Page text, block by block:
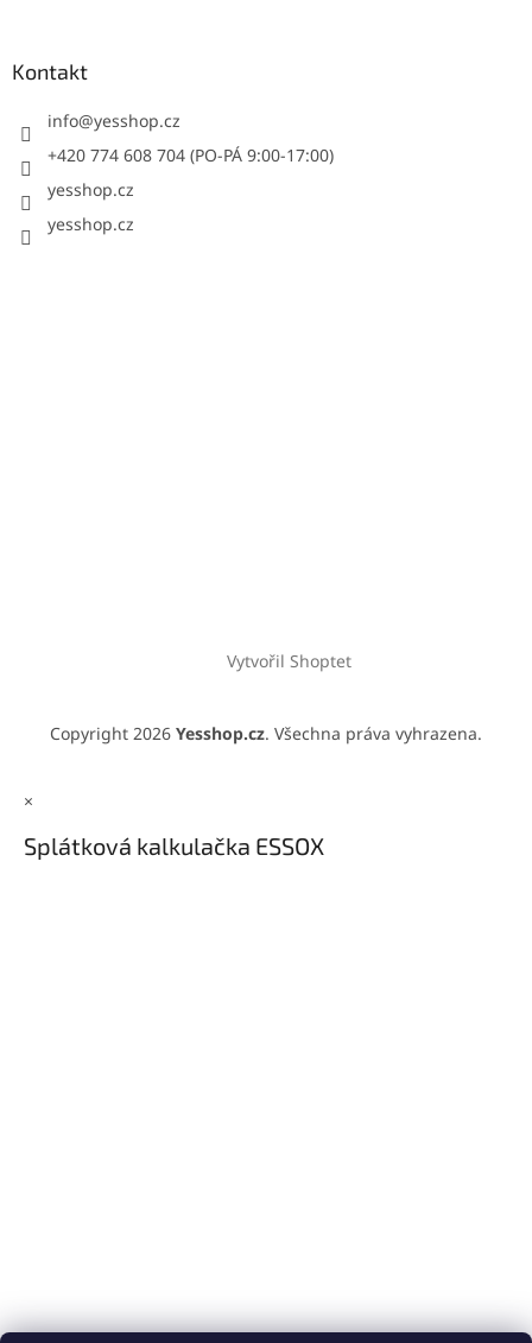
Kontakt
info@yesshop.cz
+420 774 608 704 (PO-PÁ 9:00-17:00)
yesshop.cz
yesshop.cz
Vytvořil Shoptet
Copyright 2026 Yesshop.cz. Všechna práva vyhrazena.
×
Splátková kalkulačka ESSOX